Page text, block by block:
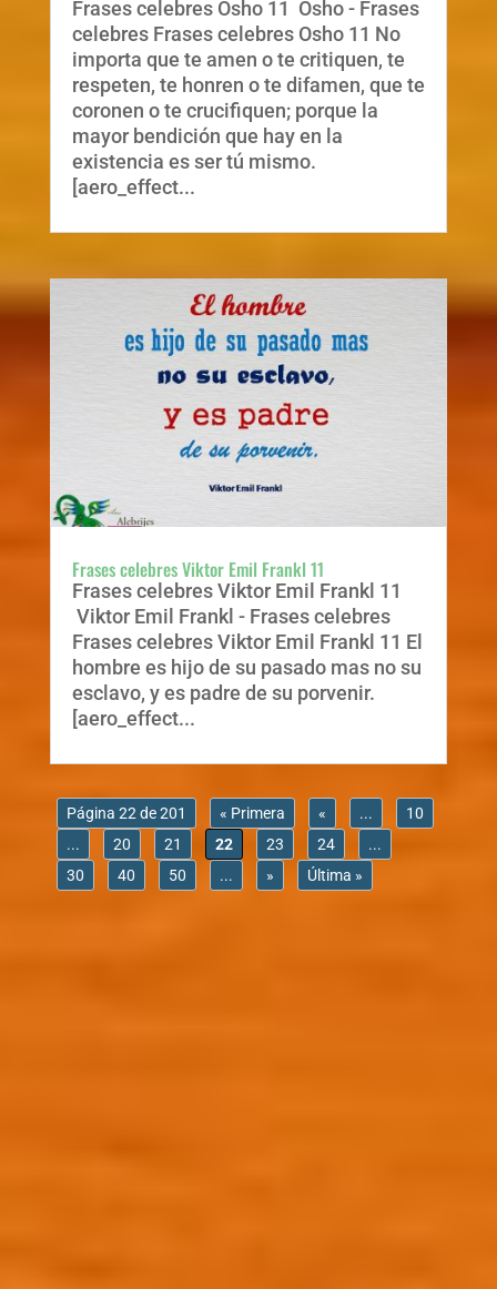
Frases celebres Osho 11 Osho - Frases
celebres Frases celebres Osho 11 No
importa que te amen o te critiquen, te
respeten, te honren o te difamen, que te
coronen o te crucifiquen; porque la
mayor bendición que hay en la
existencia es ser tú mismo.
[aero_effect...
Frases celebres Viktor Emil Frankl 11
Frases celebres Viktor Emil Frankl 11
Viktor Emil Frankl - Frases celebres
Frases celebres Viktor Emil Frankl 11 El
hombre es hijo de su pasado mas no su
esclavo, y es padre de su porvenir.
[aero_effect...
Página 22 de 201 « Primera « ...
10
...
20 21 22 23 24
...
30
40 50 ... » Última »